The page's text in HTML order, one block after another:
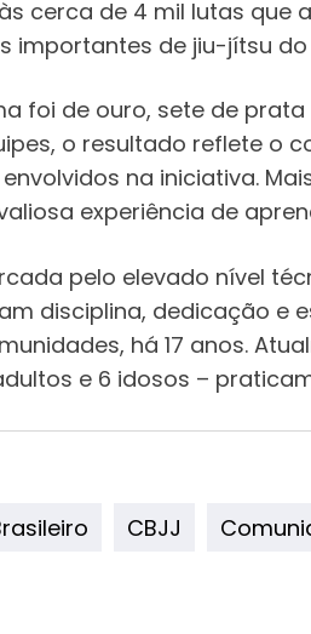
cerca de 4 mil lutas
importantes de jiu-jítsu
foi de ouro, sete de
o resultado reflete o
na iniciativa.
experiência de
pelo elevado nível
disciplina, dedicação e
há 17 anos.
e 6 idosos –
CBJJ